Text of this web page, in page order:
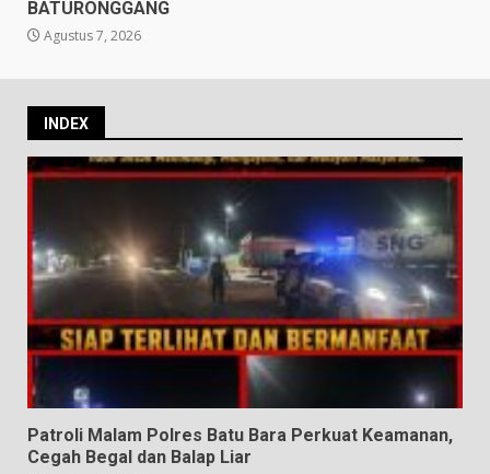
BATURONGGANG
Agustus 7, 2026
INDEX
Patroli Malam Polres Batu Bara Perkuat Keamanan,
Cegah Begal dan Balap Liar